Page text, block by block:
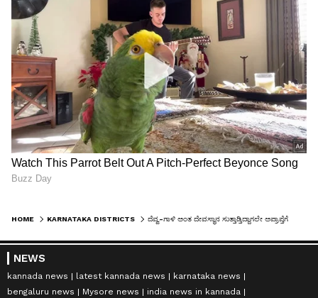
HOME KARNATAKA DISTRICTS
NEWS
kannada news latest kannada news
karnataka news
bengaluru news
Mysore news
india news in kannada